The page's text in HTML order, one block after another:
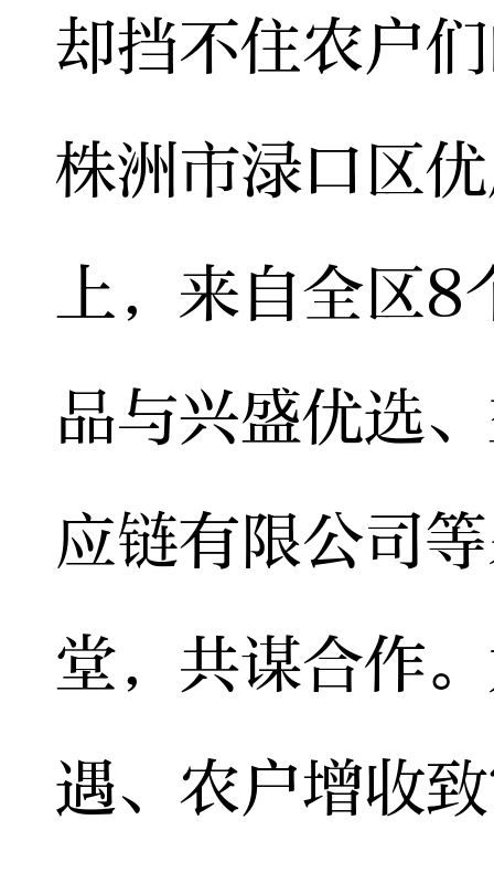
却挡不住农户
株洲市渌口区
上，来自全区
品与兴盛优选
应链有限公司
堂，共谋合作
遇、农户增收